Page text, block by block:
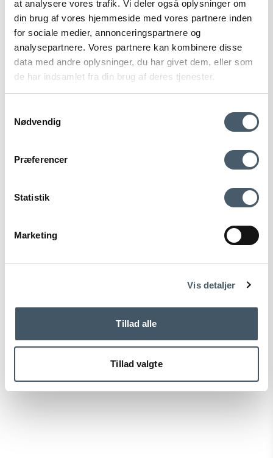
at analysere vores trafik. Vi deler også oplysninger om
din brug af vores hjemmeside med vores partnere inden
for sociale medier, annonceringspartnere og
analysepartnere. Vores partnere kan kombinere disse
data med andre oplysninger, du har givet dem, eller som
de har indsamlet fra din brug af deres tjenester.
Nødvendig
Præferencer
Statistik
Marketing
Vis detaljer
Tillad alle
Tillad valgte
Shipping
HAY